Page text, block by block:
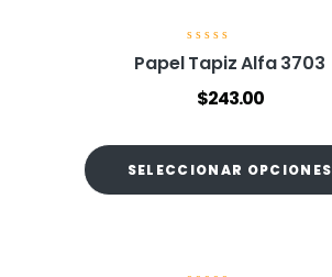
V
d
o
e
n
Papel Tapiz Alfa 3703
$243.00
SELECCIONAR OPCIONES